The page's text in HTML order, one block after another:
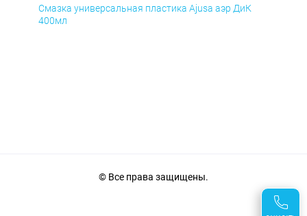
Смазка универсальная пластика Ajusa аэр ДиК
400мл
© Все права защищены.